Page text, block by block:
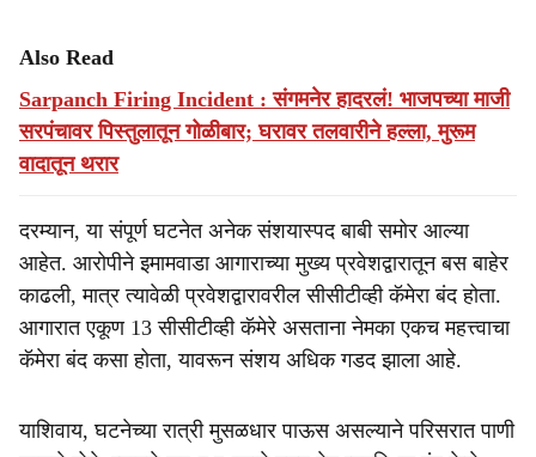
Also Read
Sarpanch Firing Incident : संगमनेर हादरलं! भाजपच्या माजी
सरपंचावर पिस्तुलातून गोळीबार; घरावर तलवारीने हल्ला, मुरूम
वादातून थरार
दरम्यान, या संपूर्ण घटनेत अनेक संशयास्पद बाबी समोर आल्या
आहेत. आरोपीने इमामवाडा आगाराच्या मुख्य प्रवेशद्वारातून बस बाहेर
काढली, मात्र त्यावेळी प्रवेशद्वारावरील सीसीटीव्ही कॅमेरा बंद होता.
आगारात एकूण 13 सीसीटीव्ही कॅमेरे असताना नेमका एकच महत्त्वाचा
कॅमेरा बंद कसा होता, यावरून संशय अधिक गडद झाला आहे.
याशिवाय, घटनेच्या रात्री मुसळधार पाऊस असल्याने परिसरात पाणी